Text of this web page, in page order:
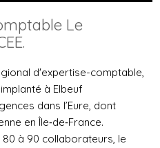
Le
d'expertise-comptable,
à Elbeuf
dans l’Eure, dont
en Île‑de‑France.
80 à 90 collaborateurs, le